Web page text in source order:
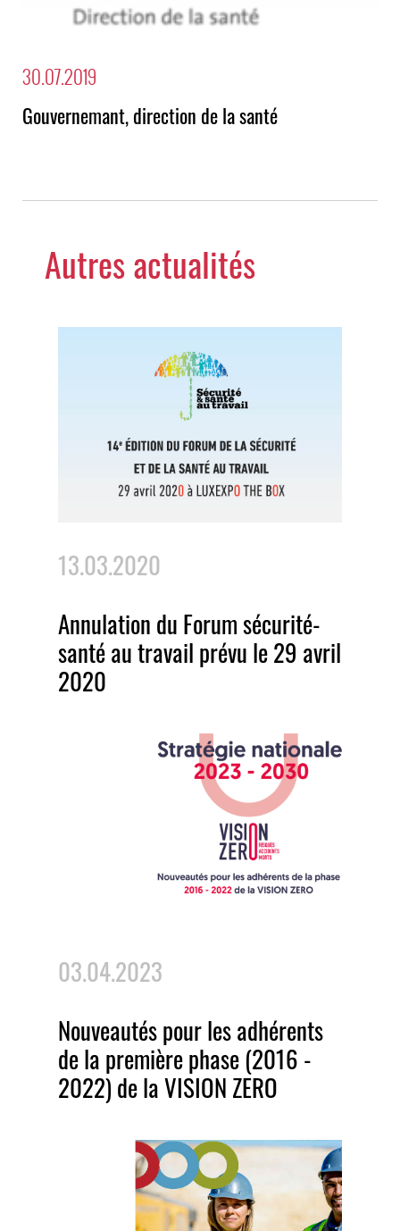
30.07.2019
Gouvernemant, direction de la santé
Autres actualités
13.03.2020
Annulation du Forum sécurité-
santé au travail prévu le 29 avril
2020
03.04.2023
Nouveautés pour les adhérents
de la première phase (2016 -
2022) de la VISION ZERO